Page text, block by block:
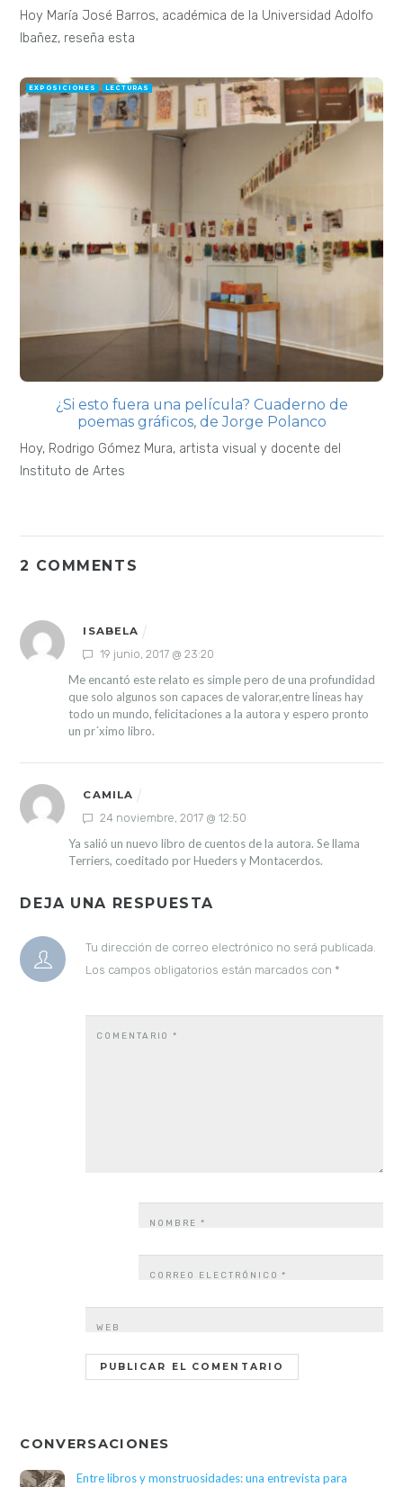
Hoy María José Barros, académica de la Universidad Adolfo
Ibañez, reseña esta
EXPOSICIONES LECTURAS
¿Si esto fuera una película? Cuaderno de
poemas gráficos, de Jorge Polanco
Hoy, Rodrigo Gómez Mura, artista visual y docente del
Instituto de Artes
2 COMMENTS
ISABELA
19 junio, 2017 @ 23:20
Me encantó este relato es simple pero de una profundidad
que solo algunos son capaces de valorar,entre lineas hay
todo un mundo, felicitaciones a la autora y espero pronto
un pr´ximo libro.
CAMILA
24 noviembre, 2017 @ 12:50
Ya salió un nuevo libro de cuentos de la autora. Se llama
Terriers, coeditado por Hueders y Montacerdos.
DEJA UNA RESPUESTA
Tu dirección de correo electrónico no será publicada.
Los campos obligatorios están marcados con *
COMENTARIO*
NOMBRE*
CORREO ELECTRÓNICO*
WEB
CONVERSACIONES
Entre libros y monstruosidades: una entrevista para